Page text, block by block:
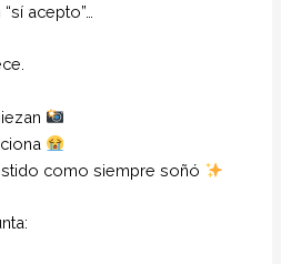
acepto”…
como siempre soñó